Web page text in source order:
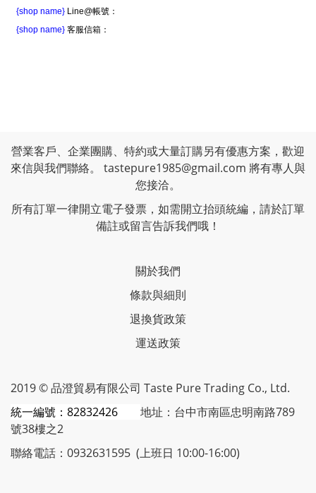
{shop name} Line@帳號：
{shop name} 客服信箱：
營業客戶、企業團購、特約或大量訂購另有優惠方案，歡迎
來信與我們聯絡。
tastepure1985@gmail.com 將有專人與
您接洽。
所有訂單一律開立電子發票，如需開立抬頭統編，請於訂單
備註或留言告訴我們哦！
關於我們
條款與細則
退換貨政策
運送政策
2019 © 品澄貿易有限公司 Taste Pure Trading Co., Ltd.
統一編號：82832426 地址：台中市南區忠明南路789
號38樓之2
聯絡電話：0932631595 (上班日 10:00-16:00)